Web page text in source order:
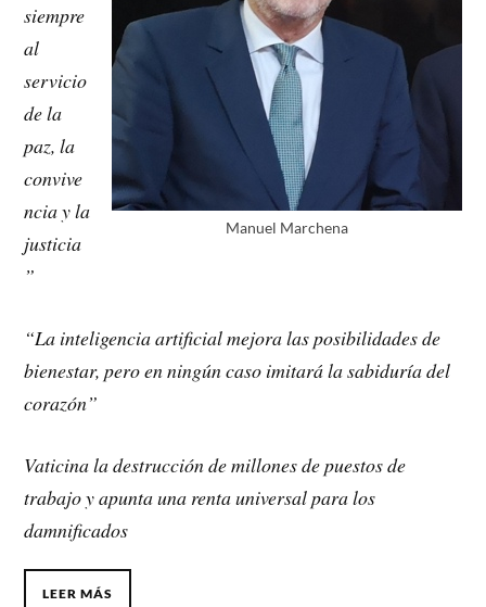
Manuel Marchena
siempre
al
servicio
de la
paz, la
convive
ncia y la
justicia
”
“La inteligencia artificial mejora las posibilidades de
bienestar, pero en ningún caso imitará la sabiduría del
corazón”
Vaticina la destrucción de millones de puestos de
trabajo y apunta una renta universal para los
damnificados
LEER MÁS